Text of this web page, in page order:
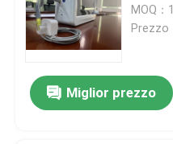
MOQ：
Prezzo
Miglior prezzo